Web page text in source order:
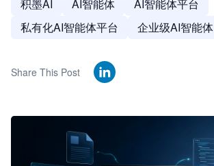
积墨AI
AI智能体
AI智能体平台
私有化AI智能体平台
企业级AI智能体
Share This Post